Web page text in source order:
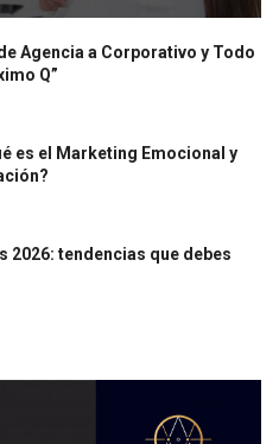
Agencia a Corporativo y Todo
Q”
es el Marketing Emocional y
2026: tendencias que debes